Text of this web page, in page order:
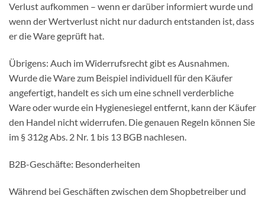
Verlust aufkommen – wenn er darüber informiert wurde und
wenn der Wertverlust nicht nur dadurch entstanden ist, dass
er die Ware geprüft hat.
Übrigens: Auch im Widerrufsrecht gibt es Ausnahmen.
Wurde die Ware zum Beispiel individuell für den Käufer
angefertigt, handelt es sich um eine schnell verderbliche
Ware oder wurde ein Hygienesiegel entfernt, kann der Käufer
den Handel nicht widerrufen. Die genauen Regeln können Sie
im § 312g Abs. 2 Nr. 1 bis 13 BGB nachlesen.
B2B-Geschäfte: Besonderheiten
Während bei Geschäften zwischen dem Shopbetreiber und